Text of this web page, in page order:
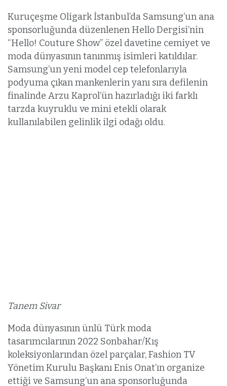
Kuruçeşme Oligark İstanbul’da Samsung’un ana
sponsorluğunda düzenlenen Hello Dergisi’nin
“Hello! Couture Show” özel davetine cemiyet ve
moda dünyasının tanınmış isimleri katıldılar.
Samsung’un yeni model cep telefonlarıyla
podyuma çıkan mankenlerin yanı sıra defilenin
finalinde Arzu Kaprol’ün hazırladığı iki farklı
tarzda kuyruklu ve mini etekli olarak
kullanılabilen gelinlik ilgi odağı oldu.
Tanem Sivar
Moda dünyasının ünlü Türk moda
tasarımcılarının 2022 Sonbahar/Kış
koleksiyonlarından özel parçalar, Fashion TV
Yönetim Kurulu Başkanı Enis Onat’ın organize
ettiği ve Samsung’un ana sponsorluğunda